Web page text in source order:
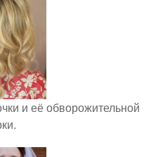
и её обворожительной